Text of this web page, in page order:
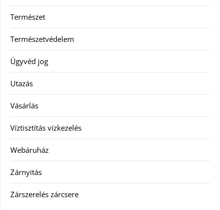
Természet
Természetvédelem
Ügyvéd jog
Utazás
Vásárlás
Víztisztítás vízkezelés
Webáruház
Zárnyitás
Zárszerelés zárcsere